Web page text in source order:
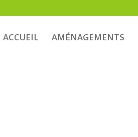
ACCUEIL AMÉNAGEMENTS